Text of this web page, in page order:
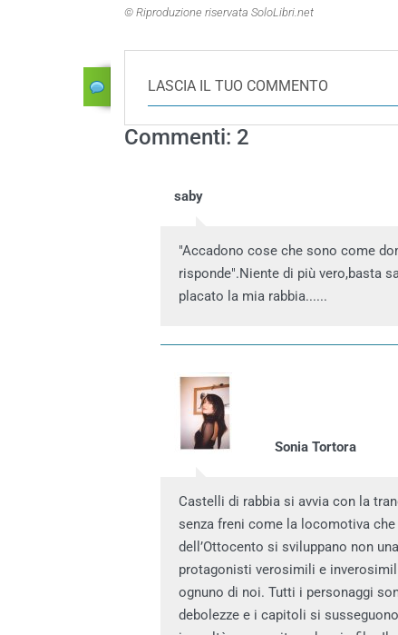
© Riproduzione riservata SoloLibri.net
LASCIA IL TUO COMMENTO
Commenti: 2
saby
"Accadono cose che sono come
risponde".Niente di più vero,basta
placato la mia rabbia......
Sonia Tortora
Castelli di rabbia si avvia con la
senza freni come la locomotiva
dell’Ottocento si sviluppano non
protagonisti verosimili e
ognuno di noi. Tutti i personaggi
debolezze e i capitoli si